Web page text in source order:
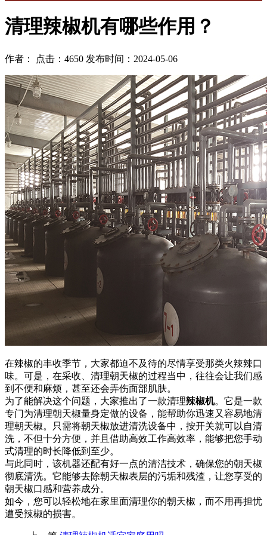
清理辣椒机有哪些作用？
作者： 点击：4650 发布时间：2024-05-06
在辣椒的丰收季节，大家都迫不及待的尽情享受那类火辣辣口
味。可是，在采收、清理朝天椒的过程当中，往往会让我们感
到不便和麻烦，甚至还会弄伤面部肌肤。
为了能解决这个问题，大家推出了一款清理辣椒机。它是一款
专门为清理朝天椒量身定做的设备，能帮助你迅速又容易地清
理朝天椒。只需将朝天椒放进清洗设备中，按开关就可以自清
洗，不但十分方便，并且借助高效工作高效率，能够把您手动
式清理的时长降低到至少。
与此同时，该机器还配有好一点的清洁技术，确保您的朝天椒
彻底清洗。它能够去除朝天椒表层的污垢和残渣，让您享受的
朝天椒口感和营养成分。
如今，您可以轻松地在家里面清理你的朝天椒，而不用再担忧
遭受辣椒的损害。